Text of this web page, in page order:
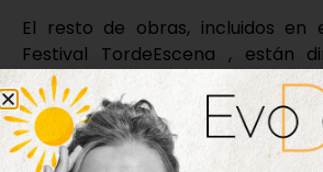
El resto de obras, incluidos en
Festival TordeEscena , están
público más adulto, donde se
de thriller de género negro
protagonismo musical.